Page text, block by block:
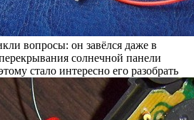
вопросы: он завёлся даже в
солнечной панели
стало интересно его разобрать